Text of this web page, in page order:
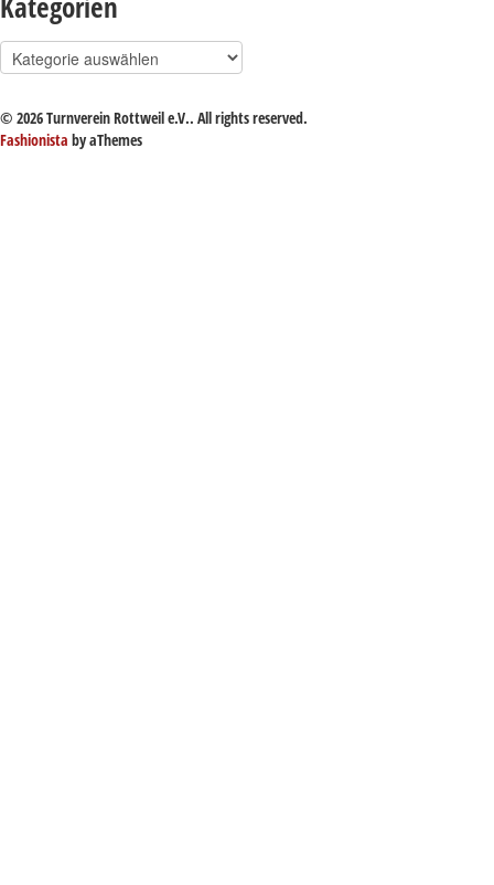
Kategorien
Kategorien
© 2026 Turnverein Rottweil e.V.. All rights reserved.
Fashionista by aThemes